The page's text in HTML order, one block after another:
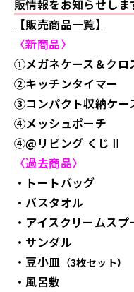
販情報をお知らせしま
【販売商品一覧】
〈新商品〉
①メガネケース＆クロ
②キッチンタイマー
③コンパクト収納ケー
④メッシュポーチ
④@リビング くじⅡ
〈過去商品〉
・トートバッグ
・バスタオル
・アイスクリームスプ
・サンダル
・豆小皿 （3枚セット）
・風呂敷